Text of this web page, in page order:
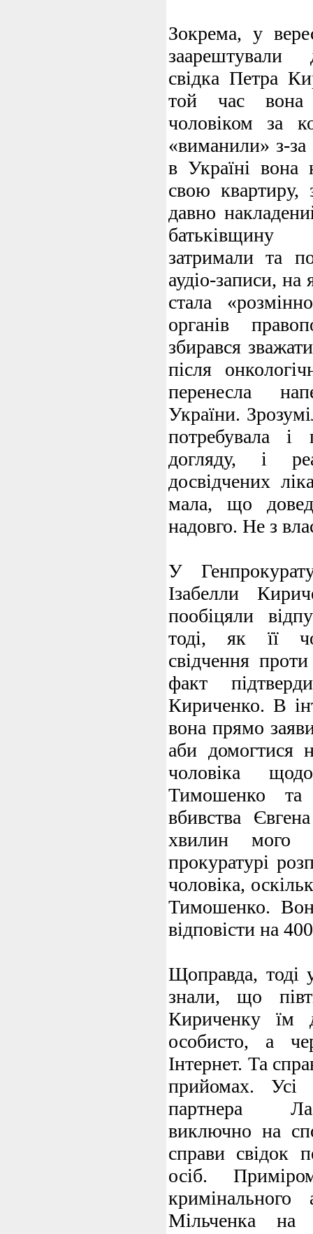
Зокрема, у
заарештували
свідка Петра
той час вона
чоловіком за
«виманили» з-
в Україні вона
свою квартиру,
давно
батьківщину
затримали та
аудіо-записи, на
стала
органів
збирався
після
перенесла
України.
потребувала і
догляду, і
досвідчених
мала, що
надовго. Не з
У
Ізабелли
пообіцяли
тоді, як її
свідчення
факт
Кириченко. В
вона прямо
аби домогтися
чоловіка
Тимошенко та
вбивства
хвилин мого
прокуратурі
чоловіка,
Тимошенко.
відповісти на
Щоправда, тоді
знали, що
Кириченку їм
особисто, а
Інтернет. Та
прийомах. Усі
партнера
виключно на
справи свідок
осіб.
кримінального
Мільченка на